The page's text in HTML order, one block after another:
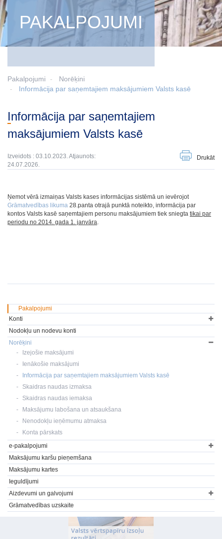
PAKALPOJUMI
Pakalpojumi
Norēķini
Informācija par saņemtajiem maksājumiem Valsts kasē
Informācija par saņemtajiem
maksājumiem Valsts kasē
Izveidots : 03.10.2023. Atjaunots:
24.07.2026.
Drukāt
Ņemot vērā izmaiņas Valsts kases informācijas sistēmā un ievērojot
Grāmatvedības likuma 28.panta otrajā punktā noteikto, informācija par
kontos Valsts kasē saņemtajiem personu maksājumiem tiek sniegta tikai par
periodu no 2014. gada 1. janvāra.
Pakalpojumi
Konti
Nodokļu un nodevu konti
Norēķini
Izejošie maksājumi
Ienākošie maksājumi
Informācija par saņemtajiem maksājumiem Valsts kasē
Skaidras naudas izmaksa
Skaidras naudas iemaksa
Maksājumu labošana un atsaukšana
Nenodokļu ieņēmumu atmaksa
Konta pārskats
e-pakalpojumi
Maksājumu karšu pieņemšana
Maksājumu kartes
Ieguldījumi
Aizdevumi un galvojumi
Grāmatvedības uzskaite